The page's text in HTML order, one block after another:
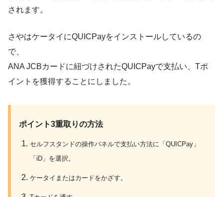
されます。
さやはケータイにQUICPayをインストールしているの
で、
ANA JCBカードに紐づけされたQUICPayで支払い、Tポ
イントを獲得することにしました。
ポイント3重取りの方法
セルフスタンドの操作パネルで支払い方法に「QUICPay」
「iD」を選択。
ケータイまたはカードをかざす。